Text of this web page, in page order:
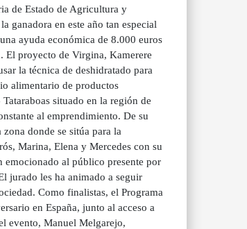
de Estado de Agricultura y
ganadora en este año tan especial
ayuda económica de 8.000 euros
El proyecto de Virgina, Kamerere
la técnica de deshidratado para
alimentario de productos
situado en la región de
al emprendimiento. De su
donde se sitúa para la
Marina, Elena y Mercedes con su
emocionado al público presente por
jurado les ha animado a seguir
Como finalistas, el Programa
en España, junto al acceso a
evento, Manuel Melgarejo,